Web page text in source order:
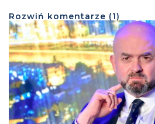
Rozwiń komentarze (1)